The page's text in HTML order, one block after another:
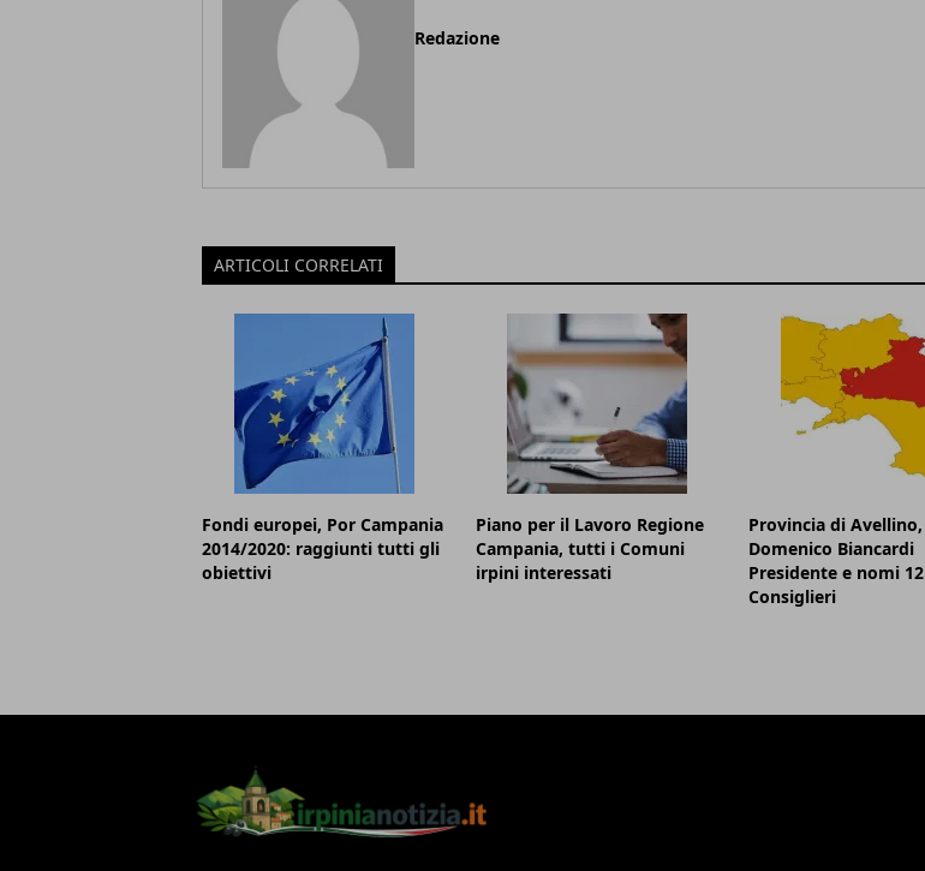
Redazione
ARTICOLI CORRELATI
Fondi europei, Por Campania
2014/2020: raggiunti tutti gli
obiettivi
Piano per il Lavoro Regione
Campania, tutti i Comuni
irpini interessati
Provincia di Avellino,
Domenico Biancardi
Presidente e nomi 12
Consiglieri